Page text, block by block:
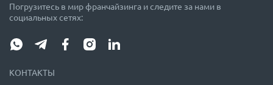
Погрузитесь в мир франчайзинга и следите за нами в
социальных сетях:
КОНТАКТЫ